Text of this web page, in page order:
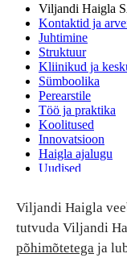
Viljandi Haigla
tutvuda Viljandi
põhimõtetega ja
Viljandi Haigla
Kontaktid ja
Juhtimine
Struktuur
Kliinikud ja
Sümboolika
Perearstile
Töö ja praktika
Koolitused
Innovatsioon
Haigla ajalugu
Uudised
Patsiendi
Patsiendi
Patsiendiohutus
Patsientide